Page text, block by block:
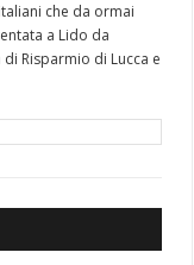
che da ormai
a Lido da
Risparmio di Lucca e